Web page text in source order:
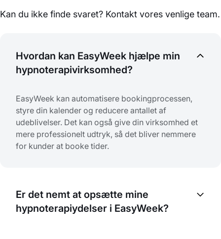
Kan du ikke finde svaret? Kontakt vores venlige team.
Hvordan kan EasyWeek hjælpe min
hypnoterapivirksomhed?
EasyWeek kan automatisere bookingprocessen,
styre din kalender og reducere antallet af
udeblivelser. Det kan også give din virksomhed et
mere professionelt udtryk, så det bliver nemmere
for kunder at booke tider.
Er det nemt at opsætte mine
hypnoterapiydelser i EasyWeek?